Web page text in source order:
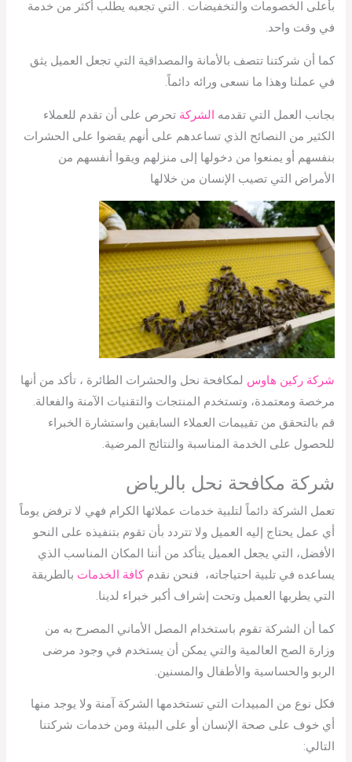
بأعلى الخصومات والتخفيضات . التي تجعبه يطلب أكثر من خدمة
في وقت واحد.
كما أن شركتنا تتصف بالأمانة والمصداقية التي تجعل العميل يثق
في عملنا وهذا ما نسعى ورائه دائماً.
بجانب العمل التي تقدمه الشركة تحرص على أن تقدم للعملاء
الكثير من النصائح الذي تساعدهم على أنهم يقضوا على الحشرات
بنفسهم أو يمنعوا من دخولها إلى منزلهم ويقوا أنفسهم من
الأمراض التي تصيب الإنسان من خلالها
شركة ركين هاوس لمكافحة نحل والحشرات الطائرة ، تأكد من أنها
مرخصة ومعتمدة، وتستخدم المنتجات والتقنيات الآمنة والفعالة.
قم بالتحقق من تقييمات العملاء السابقين واستشارة الخبراء
للحصول على الخدمة المناسبة والنتائج المرضية.
شركة مكافحة نحل بالرياض
تعمل الشركة دائماً لتلبية خدمات عملائها الكرام فهي لا ترفض يوماً
أي عمل يحتاج إليه العميل ولا تتردد بأن تقوم بتنفيذه على النحو
الأفضل، التي يجعل العميل يتأكد من أننا المكان المناسب الذي
يساعده في تلبية احتياجاته، فنحن نقدمكافة الخدمات بالطريقة
التي يطربها العميل وتحت إشراف أكبر خبراء لدينا.
كما أن الشركة تقوم باستخدام المصل الأماني المصرح به من
وزارة الصح العالمية والتي يمكن أن يستخدم في وجود مرضى
الربو والحساسية والأطفال والمسنين.
فكل نوع من المبيدات التي تستخدمها الشركة آمنة ولا يوجد منها
أي خوف على صحة الإنسان أو على البيئة ومن خدمات شركتنا
التالي: